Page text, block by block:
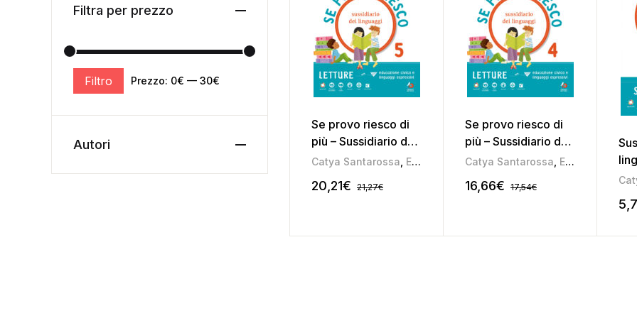
Se provo riesco di
più – Sussidiario dei
linguaggi 5
Catya Santarossa Elena Soldan ,Lorenzo Taffarel ,Pamela
20,21€ 21,27€
Se provo riesco di
più – Sussidiario dei
linguaggi 4
Catya Santarossa Elena Soldan ,
16,66€ 17,54€
Se
Filtra per prezzo
Filtro Prezzo: 0€ — 30€
Autori